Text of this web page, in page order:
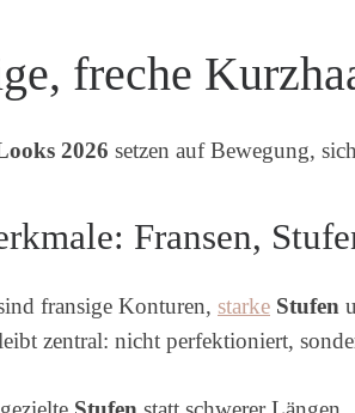
freche
2026 setzen auf Bewegung,
Fransen,
fransige Konturen, starke Stufen
zentral: nicht perfektioniert,